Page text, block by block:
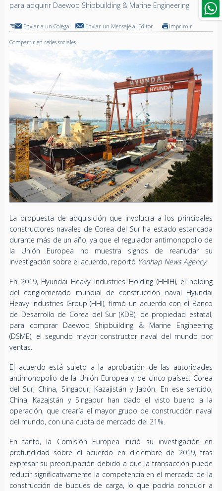
para adquirir Daewoo Shipbuilding & Marine Engineering
Enviar a un Colega Enviar un Mensaje al Editor Imprimir
Compartir en redes sociales
La propuesta de adquisición que involucra a los principales
constructores navales de Corea del Sur ha estado estancada
durante más de un año, ya que el regulador antimonopolio de
la Unión Europea no muestra signos de reanudar su
investigación sobre el acuerdo, reportó Yonhap News Agency.
En 2019, Hyundai Heavy Industries Holding (HHIH), el holding
del conglomerado mundial de construcción naval Hyundai
Heavy Industries Group (HHI), firmó un acuerdo con el Banco
de Desarrollo de Corea del Sur (KDB), de propiedad estatal,
para comprar Daewoo Shipbuilding & Marine Engineering
(DSME), el segundo mayor constructor naval del mundo por
ventas.
El acuerdo está sujeto a la aprobación de las autoridades
antimonopolio de la Unión Europea y de cinco países: Corea
del Sur, China, Singapur, Kazajistán y Japón. En ese sentido,
China, Kazajstán y Singapur han dado el visto bueno a la
operación, que crearía el mayor grupo de construcción naval
del mundo, con una cuota de mercado del 21%.
En tanto, la Comisión Europea inició su investigación en
profundidad sobre el acuerdo en diciembre de 2019, tras
expresar su preocupación debido a que la transacción puede
reducir significativamente la competencia en el mercado de la
construcción de buques de carga, lo que podría conducir a